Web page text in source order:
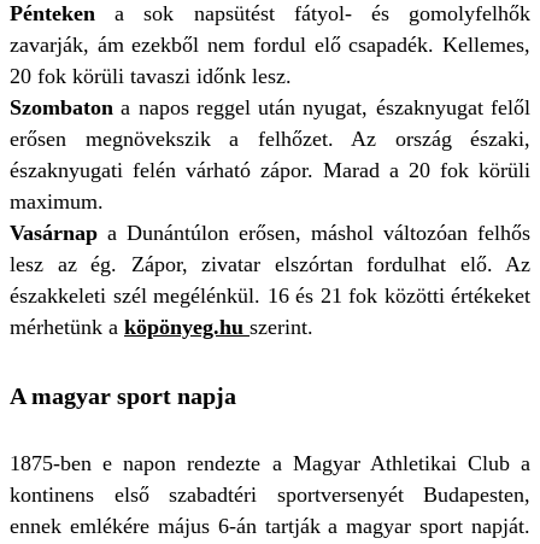
Pénteken a sok napsütést fátyol- és gomolyfelhők
zavarják, ám ezekből nem fordul elő csapadék. Kellemes,
20 fok körüli tavaszi időnk lesz.
Szombatona napos reggel után nyugat, északnyugat felől
erősen megnövekszik a felhőzet. Az ország északi,
északnyugati felén várható zápor. Marad a 20 fok körüli
maximum.
Vasárnap a Dunántúlon erősen, máshol változóan felhős
lesz az ég. Zápor, zivatar elszórtan fordulhat elő. Az
északkeleti szél megélénkül. 16 és 21 fok közötti értékeket
mérhetünk a köpönyeg.hu szerint.
A magyar sport napja
1875-ben e napon rendezte a Magyar Athletikai Club a
kontinens első szabadtéri sportversenyét Budapesten,
ennek emlékére május 6-án tartják a magyar sport napját.